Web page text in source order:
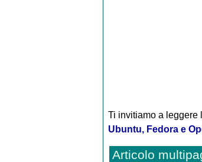
Ti invitiamo a leggere
Ubuntu, Fedora e
Articolo